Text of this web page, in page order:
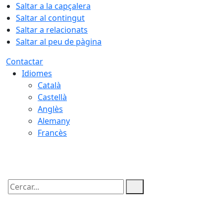
Saltar a la capçalera
Saltar al contingut
Saltar a relacionats
Saltar al peu de pàgina
Contactar
Idiomes
Català
Castellà
Anglès
Alemany
Francès
Cercar: